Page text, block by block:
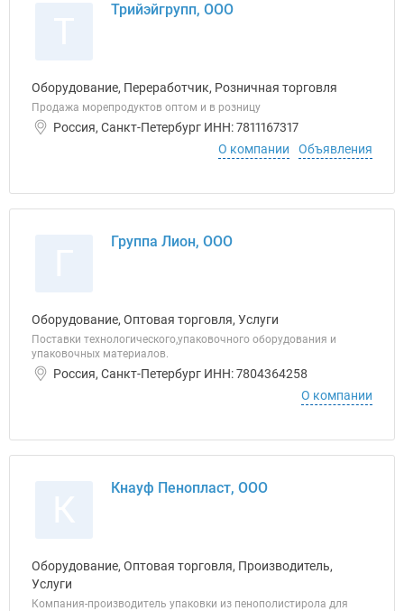
Трийэйгрупп, ООО
Оборудование, Переработчик, Розничная торговля
Продажа морепродуктов оптом и в розницу
Россия, Санкт-Петербург ИНН: 7811167317
О компании
Объявления
Группа Лион, ООО
Оборудование, Оптовая торговля, Услуги
Поставки технологического,упаковочного оборудования и
упаковочных материалов.
Россия, Санкт-Петербург ИНН: 7804364258
О компании
Кнауф Пенопласт, ООО
Оборудование, Оптовая торговля, Производитель,
Услуги
Компания-производитель упаковки из пенополистирола для